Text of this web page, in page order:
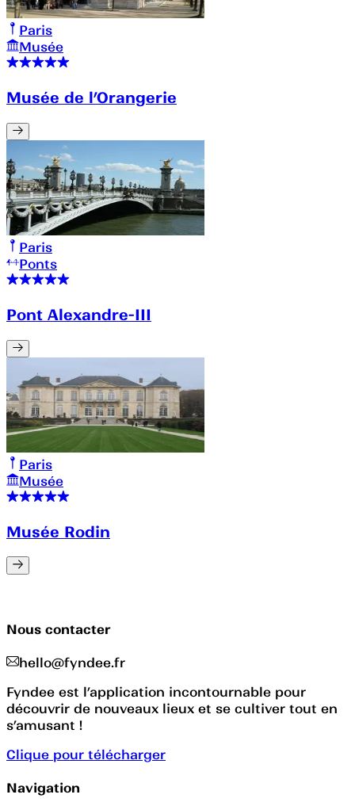
Paris
Musée
Musée de l’Orangerie
Paris
Ponts
Pont Alexandre-III
Paris
Musée
Musée Rodin
Nous contacter
hello@fyndee.fr
Fyndee est l’application incontournable pour
découvrir de nouveaux lieux et se cultiver tout en
s’amusant !
Clique pour télécharger
Navigation